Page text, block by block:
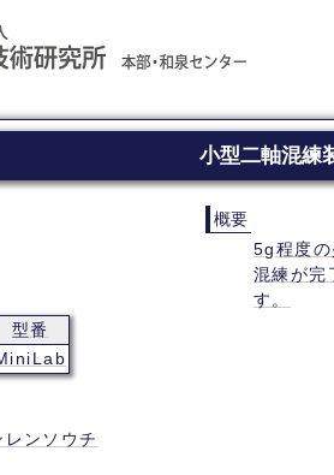
小型二軸混練
型番
ンソウチ
概要
5g程度
混練が完
す。